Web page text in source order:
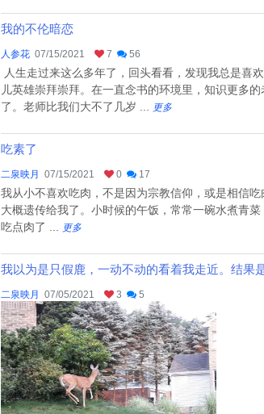
我的不伦暗恋
人参花 07/15/2021 7 56
人生走过来这么多年了，回头看看，发现我总是喜
儿英雄崇拜崇拜。在一直念书的环境里，知识更多
了。老师比我们大不了几岁 ...
更多
吃素了
二泉映月 07/15/2021 0 17
我从小不喜欢吃肉，不是因为宗教信仰，或是相信
大概遗传给我了。小时候的午饭，常常一碗水煮青
吃点肉了 ...
更多
我以为是只假鹿，一动不动的看着我走近。结果
二泉映月 07/05/2021 3 5